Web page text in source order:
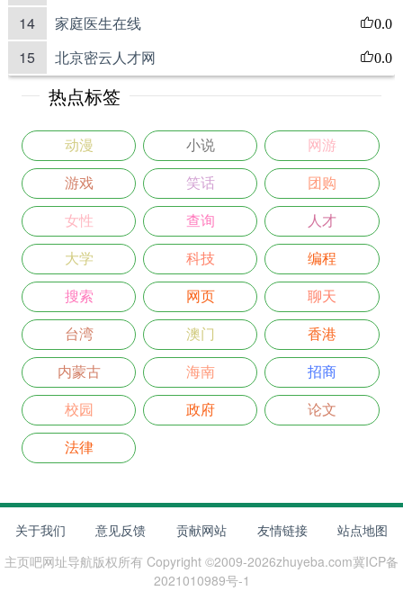
14 家庭医生在线 0.0
15 北京密云人才网 0.0
热点标签
动漫 小说 网游
游戏 笑话 团购
女性 查询 人才
大学 科技 编程
搜索 网页 聊天
台湾 澳门 香港
内蒙古 海南 招商
校园 政府 论文
法律
关于我们 意见反馈 贡献网站 友情链接
站点地图
主页吧网址导航版权所有 Copyright ©2009-2026zhuyeba.com冀ICP备
2021010989号-1